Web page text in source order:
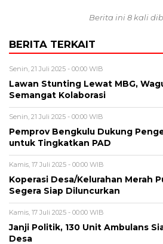
Berita ini 8 kali
BERITA TERKAIT
Senin, 21 Juli 2025 - 00:00 WIB
Lawan Stunting Lewat MBG,
Semangat Kolaborasi
Senin, 21 Juli 2025 - 00:00 WIB
Pemprov Bengkulu Dukung
untuk Tingkatkan PAD
Kamis, 17 Juli 2025 - 00:00 WIB
Koperasi Desa/Kelurahan Merah
Segera Siap Diluncurkan
Kamis, 17 Juli 2025 - 00:00 WIB
Janji Politik, 130 Unit Ambulans
Desa